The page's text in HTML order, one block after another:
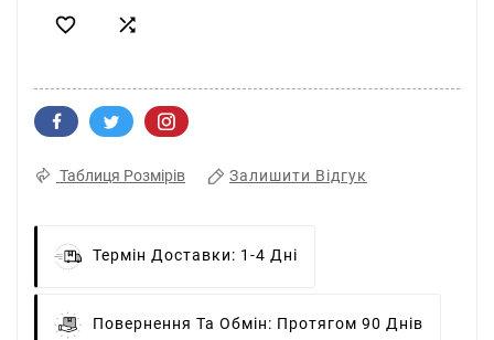
 
Таблиця Розмірів Залишити Відгук
Термін Доставки: 1-4 Дні
Повернення Та Обмін: Протягом 90 Днів